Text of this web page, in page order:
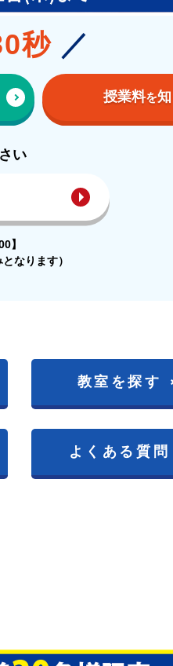
秒／
授業料を知
い
】
なります）
教室を探す
よくある質問